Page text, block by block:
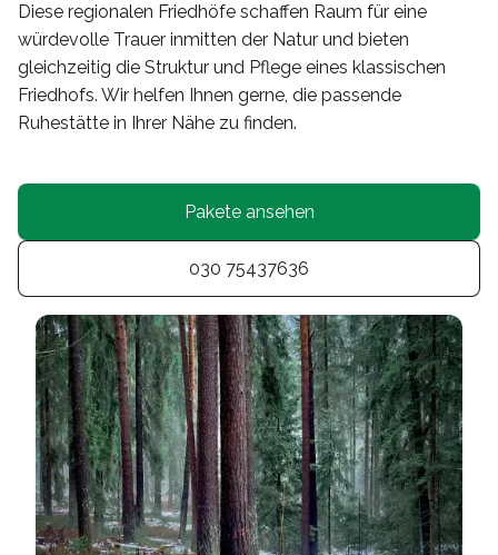
Diese regionalen Friedhöfe schaffen Raum für eine
würdevolle Trauer inmitten der Natur und bieten
gleichzeitig die Struktur und Pflege eines klassischen
Friedhofs. Wir helfen Ihnen gerne, die passende
Ruhestätte in Ihrer Nähe zu finden.
Pakete ansehen
030 75437636